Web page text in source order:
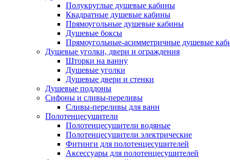
Полукруглые душевые кабины
Квадратные душевые кабины
Прямоугольные душевые кабины
Душевые боксы
Прямоугольные-асимметричные душевые
Душевые уголки, двери и ограждения
Шторки на ванну
Душевые уголки
Душевые двери и стенки
Душевые поддоны
Сифоны и сливы-переливы
Сливы-переливы для ванн
Полотенцесушители
Полотенцесушители водяные
Полотенцесушители электрические
Фитинги для полотенцесушителей
Аксессуары для полотенцесушителей